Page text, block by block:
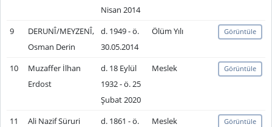
Nisan 2014
9
DERUNÎ/MEYZENÎ,
Osman Derin
d. 1949 - ö.
30.05.2014
Ölüm Yılı Görüntüle
10
Muzaffer İlhan
Erdost
d. 18 Eylül
1932 - ö. 25
Şubat 2020
Meslek Görüntüle
11 Ali Nazif Süruri
d. 1861 - ö.
Meslek Görüntüle